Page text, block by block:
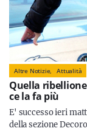
Iscriviti
Altre Notizie, Attualità
Quella
ce la fa più
E' successo ieri
della sezione